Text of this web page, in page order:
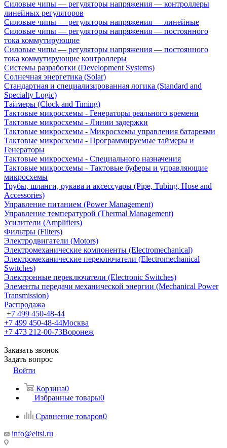
Силовые чипы — регуляторы напряжения — контроллеры
линейных регуляторов
Силовые чипы — регуляторы напряжения — линейные
Силовые чипы — регуляторы напряжения — постоянного
тока коммутирующие
Силовые чипы — регуляторы напряжения — постоянного
тока коммутирующие контроллеры
Системы разработки (Development Systems)
Солнечная энергетика (Solar)
Стандартная и специализированная логика (Standard and
Specialty Logic)
Таймеры (Clock and Timing)
Тактовые микросхемы - Генераторы реального времени
Тактовые микросхемы - Линии задержки
Тактовые микросхемы - Микросхемы управления батареями
Тактовые микросхемы - Программируемые таймеры и
Генераторы
Тактовые микросхемы - Специального назначения
Тактовые микросхемы - Тактовые буферы и управляющие
микросхемы
Трубы, шланги, рукава и аксессуары (Pipe, Tubing, Hose and
Accessories)
Управление питанием (Power Management)
Управление температурой (Thermal Management)
Усилители (Amplifiers)
Фильтры (Filters)
Электродвигатели (Motors)
Электромеханические компоненты (Electromechanical)
Электромеханические переключатели (Electromechanical
Switches)
Электронные переключатели (Electronic Switches)
Элементы передачи механической энергии (Mechanical Power
Transmission)
Распродажа
+7 499 450-48-44
+7 499 450-48-44Москва
+7 473 212-00-73Воронеж
Заказать звонок
Задать вопрос
Войти
Корзина0
Избранные товары0
Сравнение товаров0
info@eltsi.ru